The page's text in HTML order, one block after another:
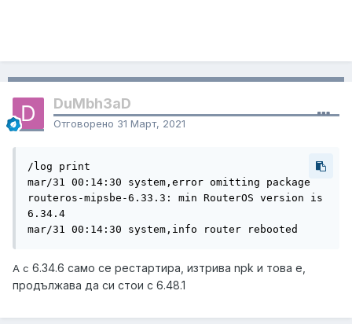
DuMbh3aD
Отговорено 31 Март, 2021
/log print
mar/31 00:14:30 system,error omitting package
routeros-mipsbe-6.33.3: min RouterOS version is
6.34.4
mar/31 00:14:30 system,info router rebooted
А с 6.34.6 само се рестартира, изтрива npk и това е,
продължава да си стои с 6.48.1